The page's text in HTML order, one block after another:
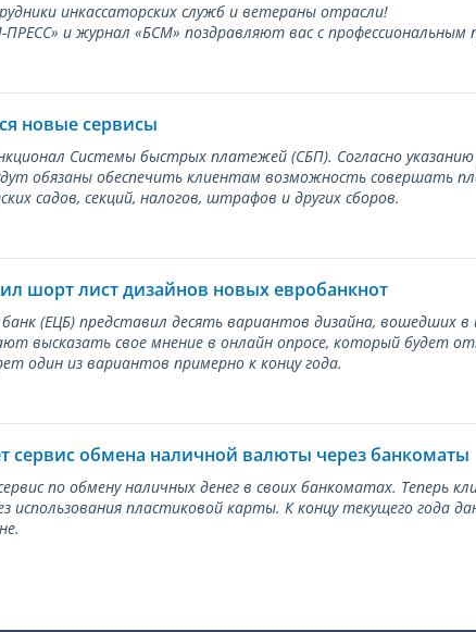
инкассаторских служб и ветераны отрасли!
и журнал «БСМ» поздравляют вас с профессиональным
новые сервисы
Системы быстрых платежей (СБП). Согласно
обязаны обеспечить клиентам возможность совершать
садов, секций, налогов, штрафов и других сборов.
шорт лист дизайнов новых евробанкнот
(ЕЦБ) представил десять вариантов дизайна, вошедших
высказать свое мнение в онлайн опросе, который будет
один из вариантов примерно к концу года.
сервис обмена наличной валюты через банкоматы
по обмену наличных денег в своих банкоматах. Теперь
использования пластиковой карты. К концу текущего года